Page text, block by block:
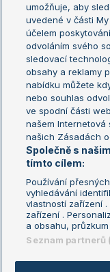
Sázkařský žebříček
Aktualní trendy
Fotbalové přestupy
Livesport Daily
LS Prague Open
Podmínky užití
GDPR a žurnalistika
Kontakt
umožňuje, aby
uvedené v části
účelem
odvoláním svého
sledovací
obsahy a reklamy
nabídku můžete
nebo souhlas
ve spodní části
našem Internetová
našich Zásadách
Společně s
tímto cílem:
Používání
vyhledávání
vlastností zařízení
zařízení .
a obsahu,
Seznam partnerů